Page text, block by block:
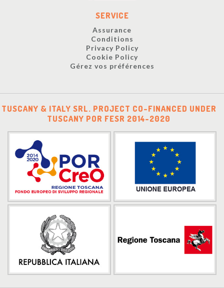
SERVICE
Assurance
Conditions
Privacy Policy
Cookie Policy
Gérez vos préférences
TUSCANY & ITALY SRL. PROJECT CO-FINANCED UNDER
TUSCANY POR FESR 2014-2020